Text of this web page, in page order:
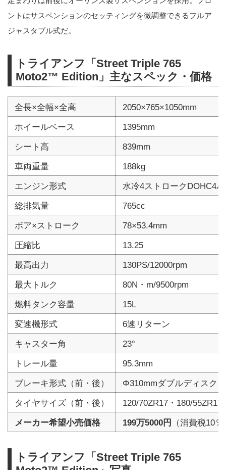
ントはサスペンションのセッティングを微調整できるフルア
ジャスタブル式だ。
トライアンフ「Street Triple 765
Moto2™ Edition」主なスペック・価格
全長×全幅×全高
2050×765×1050mm
ホイールベース
1395mm
シート高
839mm
車両重量
188kg
エンジン形式
水冷4ストロークDOHC4
総排気量
765cc
ボア×ストローク
78×53.4mm
圧縮比
13.25
最高出力
130PS/12000rpm
最大トルク
80N・m/9500rpm
燃料タンク容量
15L
変速機形式
6速リターン
キャスター角
23°
トレール量
95.3mm
ブレーキ形式（前・後）
Φ310mmダブルディスク
タイヤサイズ（前・後）
120/70ZR17・180/55ZR17
メーカー希望小売価格
199万5000円 （消費税10
トライアンフ「Street Triple 765